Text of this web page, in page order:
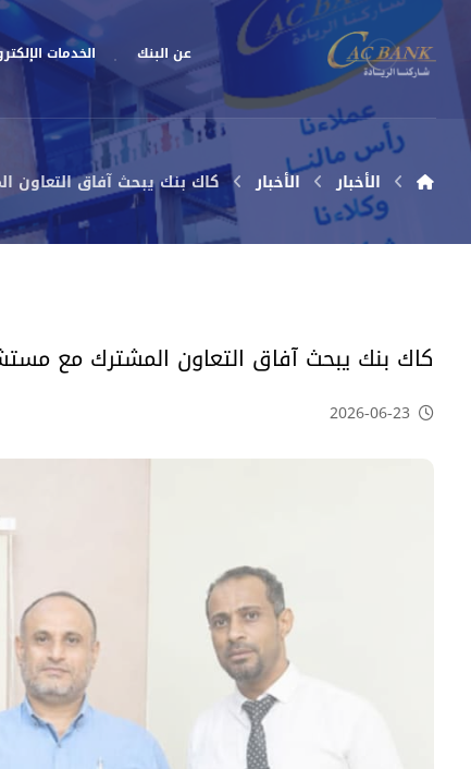
عن البنك الخدمات
الأخبار الأخبار كاك بنك يبحث آفاق
كاك بنك يبحث آفاق التعاون المشترك مع
2026-06-23